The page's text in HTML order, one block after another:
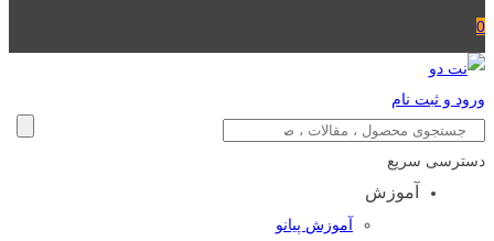
0
ورود و ثبت نام
دسترسی سریع
آموزش
آموزش پیانو